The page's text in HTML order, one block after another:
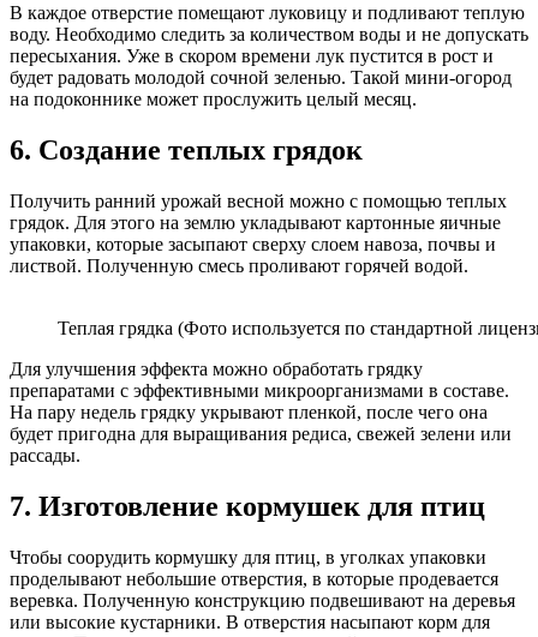
В каждое отверстие помещают луковицу и подливают теплую
воду. Необходимо следить за количеством воды и не допускать
пересыхания. Уже в скором времени лук пустится в рост и
будет радовать молодой сочной зеленью. Такой мини-огород
на подоконнике может прослужить целый месяц.
6. Создание теплых грядок
Получить ранний урожай весной можно с помощью теплых
грядок. Для этого на землю укладывают картонные яичные
упаковки, которые засыпают сверху слоем навоза, почвы и
листвой. Полученную смесь проливают горячей водой.
Теплая грядка (Фото используется по стандартной
Для улучшения эффекта можно обработать грядку
препаратами с эффективными микроорганизмами в составе.
На пару недель грядку укрывают пленкой, после чего она
будет пригодна для выращивания редиса, свежей зелени или
рассады.
7. Изготовление кормушек для птиц
Чтобы соорудить кормушку для птиц, в уголках упаковки
проделывают небольшие отверстия, в которые продевается
веревка. Полученную конструкцию подвешивают на деревья
или высокие кустарники. В отверстия насыпают корм для